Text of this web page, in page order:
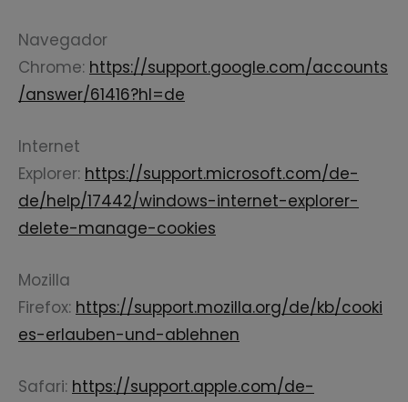
Navegador
Chrome: https://support.google.com/accounts
/answer/61416?hl=de
Internet
Explorer: https://support.microsoft.com/de-
de/help/17442/windows-internet-explorer-
delete-manage-cookies
Mozilla
Firefox: https://support.mozilla.org/de/kb/cooki
es-erlauben-und-ablehnen
Safari: https://support.apple.com/de-